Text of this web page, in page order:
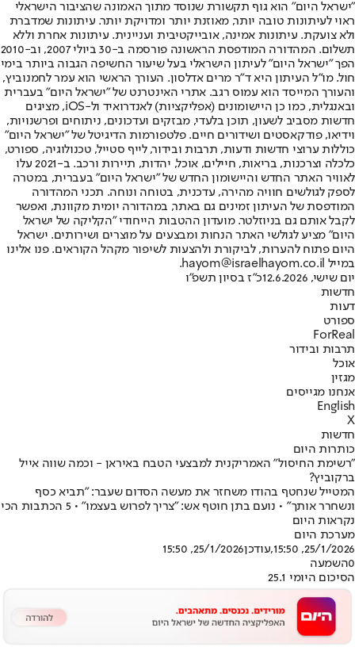
"ישראל היום" הוא גוף תקשורת שנוסד מתוך האמונה שהציבור הישראלי
ראוי לעיתונות טובה יותר, מאוזנת יותר ומדויקת יותר. עיתונות שמדברת
ולא צועקת. עיתונות אמינה, אובייקטיבית ועניינית. עיתונות אחרת וללא
תשלום. המהדורה המודפסת הראשונה פורסמה ב-30 ביולי 2007, וב-2010
הפך "ישראל היום" לעיתון הישראלי בעל שיעור החשיפה הגבוה ביותר בימי
חול. מו"ל העיתון היא ד"ר מרים אדלסון. העורך הראשי הוא עמר לחמנוביץ,
והעורך המייסד הוא עמוס רגב. אתרי האינטרנט של "ישראל היום" בעברית
ובאנגלית, כמו כן היישומונים (אפליקציות) לאנדרואיד ול-iOS, מציגים
חדשות מסביב לשעון, תוכן בלעדי, מבזקים ועדכונים, ניתוחים ופרשנויות,
וידיאו, פודקאסטים ושידורים חיים. פלטפורמות הדיגיטל של "ישראל היום"
כוללות ערוצי חדשות ודעות, תרבות ובידור, לייף סטייל, טכנולוגיה, ספורט,
כלכלה וצרכנות, בריאות, חיילים, אוכל, יהדות, תיירות ורכב. ב-2021 עלו
לאוויר האתר החדש והיישומון החדש של "ישראל היום" בעברית, במטרה
לספק לגולשים חוויה מהירה, עדכנית, בטוחה ונוחה. תכני המהדורה
המודפסת של העיתון זמינים גם באתר, במהדורה יומית מקוונת, ואפשר
לקבל אותם גם בניוזלטר. מועדון ההטבות הייחודי "הקליקה של ישראל
היום" מציע לגולשי האתר הנחות ומבצעים על מוצרים ושירותים. ישראל
היום פתוח להערות, לביקורת ולהצעות לשיפור מקהל הקוראים. פנו אלינו
במייל hayom@israelhayom.co.il.
יום שישי, 12.6.2026
כ"ז בסיון תשפ"ו
חדשות
דעות
ספורט
ForReal
תרבות ובידור
אוכל
מגזין
אנחנו מגייסים
English
X
חדשות
כותרות היום
"רשימת החיסול" האמריקנית למבצעי הטבח באיראן - וכמה שווה אייל
ברקוביץ?
המטייל שנחטף בהודו משחזר את מעשה הסדום שעבר: ״תביא כסף
ונשחרר אותך״ • נועם בתן חוטף אש: "צריך לפרוש בעצמו" • 5 הכתבות הכי
נקראות היום
מערכת היום
25/1/2026, 15:50
,עודכן25/1/2026, 15:50
0השמעה
הסיכום היומי 25.1